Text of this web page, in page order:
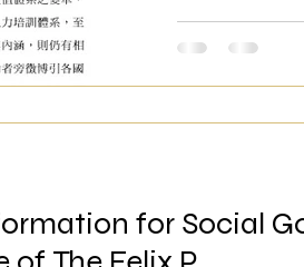
for Social